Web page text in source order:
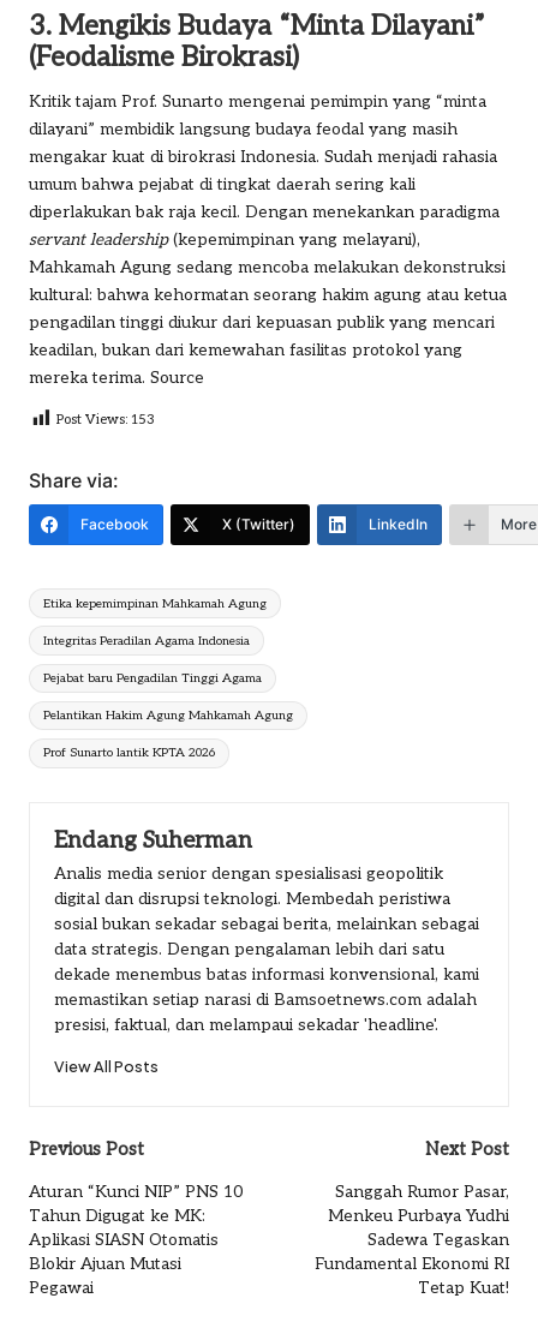
3. Mengikis Budaya “Minta Dilayani”
(Feodalisme Birokrasi)
Kritik tajam Prof. Sunarto mengenai pemimpin yang “minta
dilayani” membidik langsung budaya feodal yang masih
mengakar kuat di birokrasi Indonesia. Sudah menjadi rahasia
umum bahwa pejabat di tingkat daerah sering kali
diperlakukan bak raja kecil. Dengan menekankan paradigma
servant leadership(kepemimpinan yang melayani),
Mahkamah Agung sedang mencoba melakukan dekonstruksi
kultural: bahwa kehormatan seorang hakim agung atau ketua
pengadilan tinggi diukur dari kepuasan publik yang mencari
keadilan, bukan dari kemewahan fasilitas protokol yang
mereka terima. Source
Post Views: 153
Share via:
Facebook X (Twitter) LinkedIn More
Tags:
Etika kepemimpinan Mahkamah Agung
Integritas Peradilan Agama Indonesia
Pejabat baru Pengadilan Tinggi Agama
Pelantikan Hakim Agung Mahkamah Agung
Prof Sunarto lantik KPTA 2026
Endang Suherman
Analis media senior dengan spesialisasi geopolitik
digital dan disrupsi teknologi. Membedah peristiwa
sosial bukan sekadar sebagai berita, melainkan sebagai
data strategis. Dengan pengalaman lebih dari satu
dekade menembus batas informasi konvensional, kami
memastikan setiap narasi di Bamsoetnews.com adalah
presisi, faktual, dan melampaui sekadar 'headline'.
View All Posts
Post
navigation
Previous Post
Aturan “Kunci NIP” PNS 10
Tahun Digugat ke MK:
Aplikasi SIASN Otomatis
Blokir Ajuan Mutasi
Pegawai
Next Post
Sanggah Rumor Pasar,
Menkeu Purbaya Yudhi
Sadewa Tegaskan
Fundamental Ekonomi RI
Tetap Kuat!